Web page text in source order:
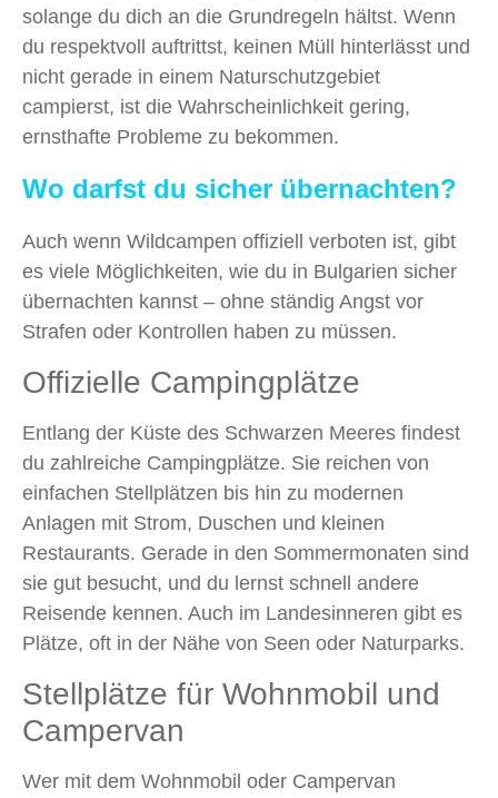
solange du dich an die Grundregeln hältst. Wenn
du respektvoll auftrittst, keinen Müll hinterlässt und
nicht gerade in einem Naturschutzgebiet
campierst, ist die Wahrscheinlichkeit gering,
ernsthafte Probleme zu bekommen.
Wo darfst du sicher übernachten?
Auch wenn Wildcampen offiziell verboten ist, gibt
es viele Möglichkeiten, wie du in Bulgarien sicher
übernachten kannst – ohne ständig Angst vor
Strafen oder Kontrollen haben zu müssen.
Offizielle Campingplätze
Entlang der Küste des Schwarzen Meeres findest
du zahlreiche Campingplätze. Sie reichen von
einfachen Stellplätzen bis hin zu modernen
Anlagen mit Strom, Duschen und kleinen
Restaurants. Gerade in den Sommermonaten sind
sie gut besucht, und du lernst schnell andere
Reisende kennen. Auch im Landesinneren gibt es
Plätze, oft in der Nähe von Seen oder Naturparks.
Stellplätze für Wohnmobil und
Campervan
Wer mit dem Wohnmobil oder Campervan